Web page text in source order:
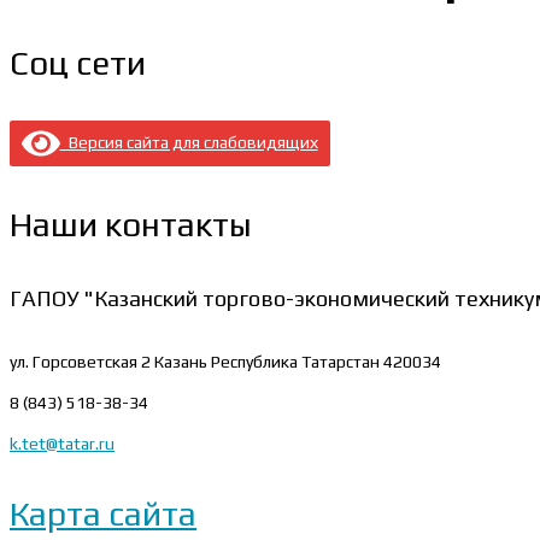
Соц сети
Версия сайта для слабовидящих
Наши контакты
ГАПОУ "Казанский торгово-экономический
ул. Горсоветская 2 Казань Республика Татарстан 420034
8 (843) 518-38-34
k.tet@tatar.ru
Карта сайта